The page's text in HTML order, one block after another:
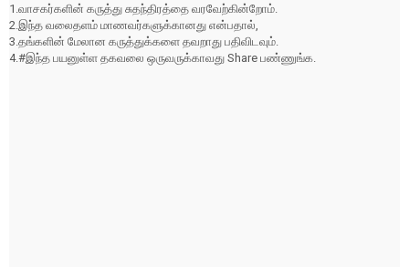
1.வாசகர்களின் கருத்து சுதந்திரத்தை வரவேற்கின்றோம்.
2.இந்த வலைதளம் மாணவர்களுக்கானது என்பதால்,
3.தங்களின் மேலான கருத்துக்களை தவறாது பதிவிடவும்.
4.#இந்த பயனுள்ள தகவலை ஒருவருக்காவது Share பண்ணுங்க.